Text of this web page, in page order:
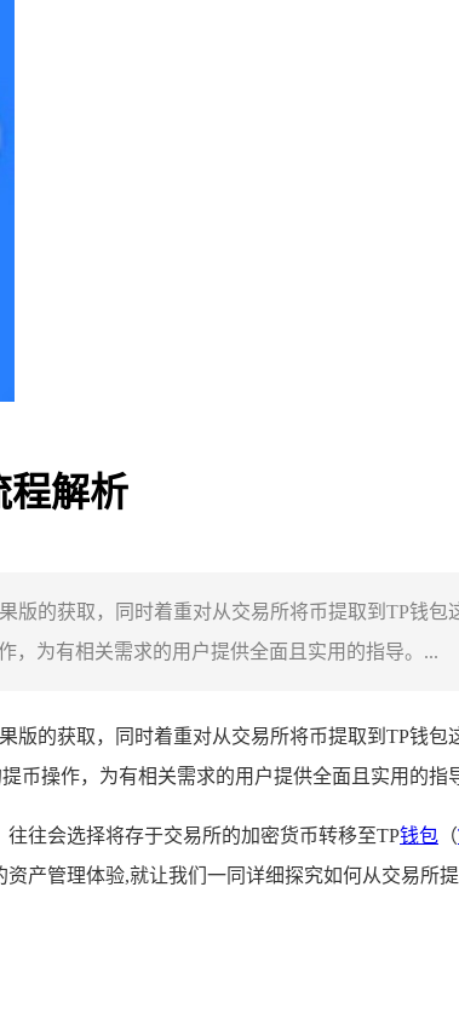
程解析
的获取，同时着重对从交易所将币提取到TP钱包
，为有相关需求的用户提供全面且实用的指导。...
版的获取，同时着重对从交易所将币提取到TP钱包
币操作，为有相关需求的用户提供全面且实用的指
往往会选择将存于交易所的加密货币转移至TP钱包 （
产管理体验,就让我们一同详细探究如何从交易所提